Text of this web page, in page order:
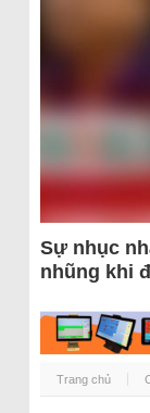
Sự nhục
nhũng khi
Trang chủ